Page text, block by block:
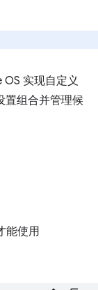
OS 实现自定义
置组合并管理候
能使用